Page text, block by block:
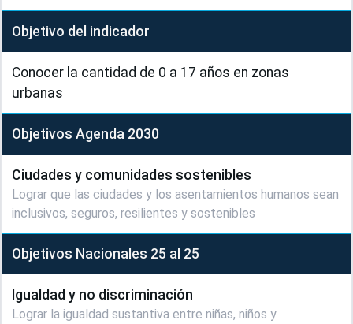
Objetivo del indicador
Conocer la cantidad de 0 a 17 años en zonas
urbanas
Objetivos Agenda 2030
Ciudades y comunidades sostenibles
Lograr que las ciudades y los asentamientos humanos sean
inclusivos, seguros, resilientes y sostenibles
Objetivos Nacionales 25 al 25
Igualdad y no discriminación
Lograr la igualdad sustantiva entre niñas, niños y